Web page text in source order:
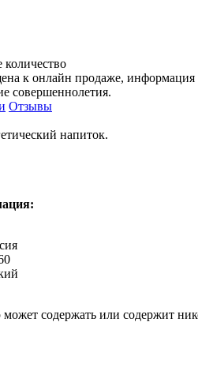
количество
к онлайн продаже,
совершеннолетия.
Отзывы
напиток.
содержать или содержит